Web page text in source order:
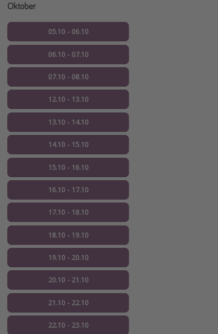
Oktober
05.10 - 06.10
06.10 - 07.10
07.10 - 08.10
12.10 - 13.10
13.10 - 14.10
14.10 - 15.10
15.10 - 16.10
16.10 - 17.10
17.10 - 18.10
18.10 - 19.10
19.10 - 20.10
20.10 - 21.10
21.10 - 22.10
22.10 - 23.10